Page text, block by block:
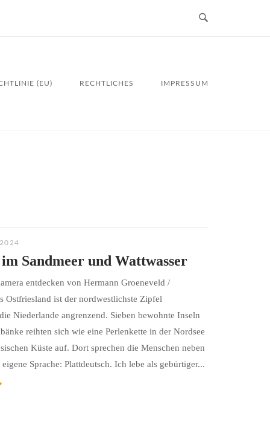
(EU) RECHTLICHES IMPRESSUM
Sandmeer und Wattwasser
entdecken von Hermann Groeneveld /
Ostfriesland ist der nordwestlichste Zipfel
Niederlande angrenzend. Sieben bewohnte Inseln
reihten sich wie eine Perlenkette in der Nordsee
Küste auf. Dort sprechen die Menschen neben
Sprache: Plattdeutsch. Ich lebe als gebürtiger...